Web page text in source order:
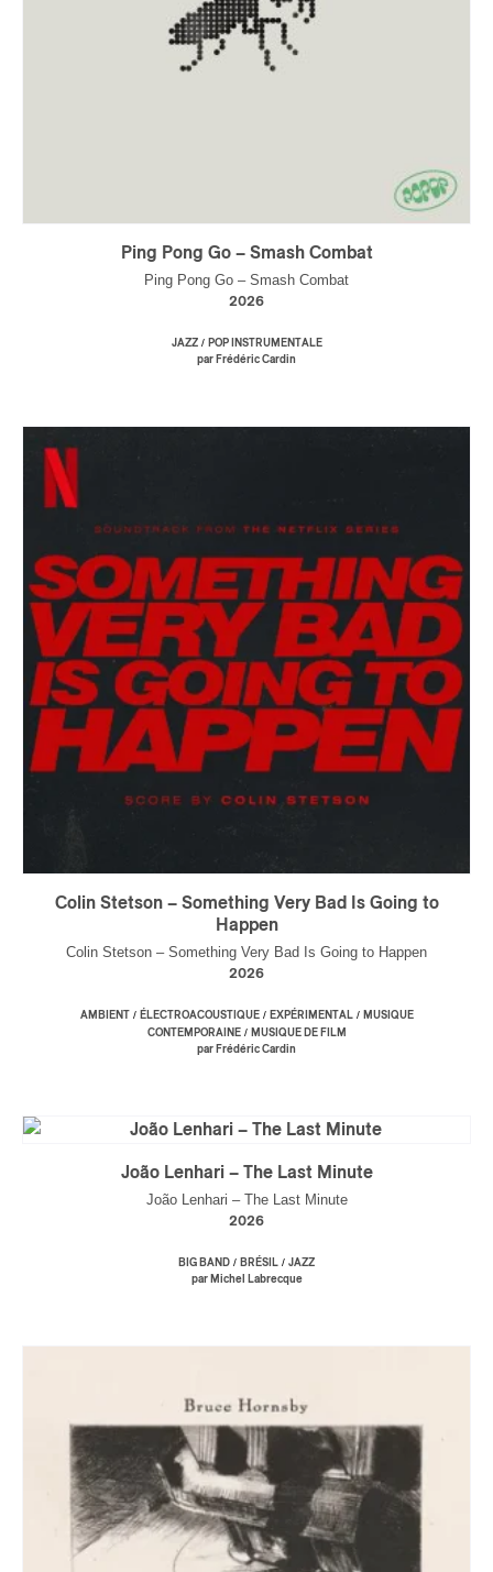
Ping Pong Go – Smash Combat
Ping Pong Go – Smash Combat
2026
JAZZ/ POP INSTRUMENTALE
par Frédéric Cardin
Colin Stetson – Something Very Bad Is Going to
Happen
Colin Stetson – Something Very Bad Is Going to Happen
2026
AMBIENT/ ÉLECTROACOUSTIQUE/ EXPÉRIMENTAL/ MUSIQUE
CONTEMPORAINE/ MUSIQUE DE FILM
par Frédéric Cardin
João Lenhari – The Last Minute
João Lenhari – The Last Minute
2026
BIG BAND / BRÉSIL / JAZZ
par Michel Labrecque